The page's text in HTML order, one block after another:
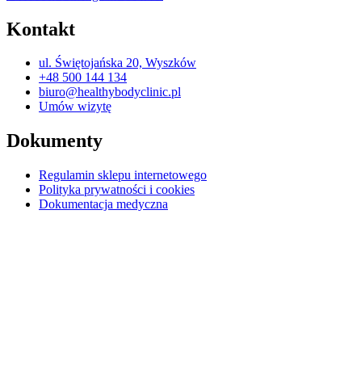
Kontakt
ul. Świętojańska 20, Wyszków
+48 500 144 134
biuro@healthybodyclinic.pl
Umów wizytę
Dokumenty
Regulamin sklepu internetowego
Polityka prywatności i cookies
Dokumentacja medyczna